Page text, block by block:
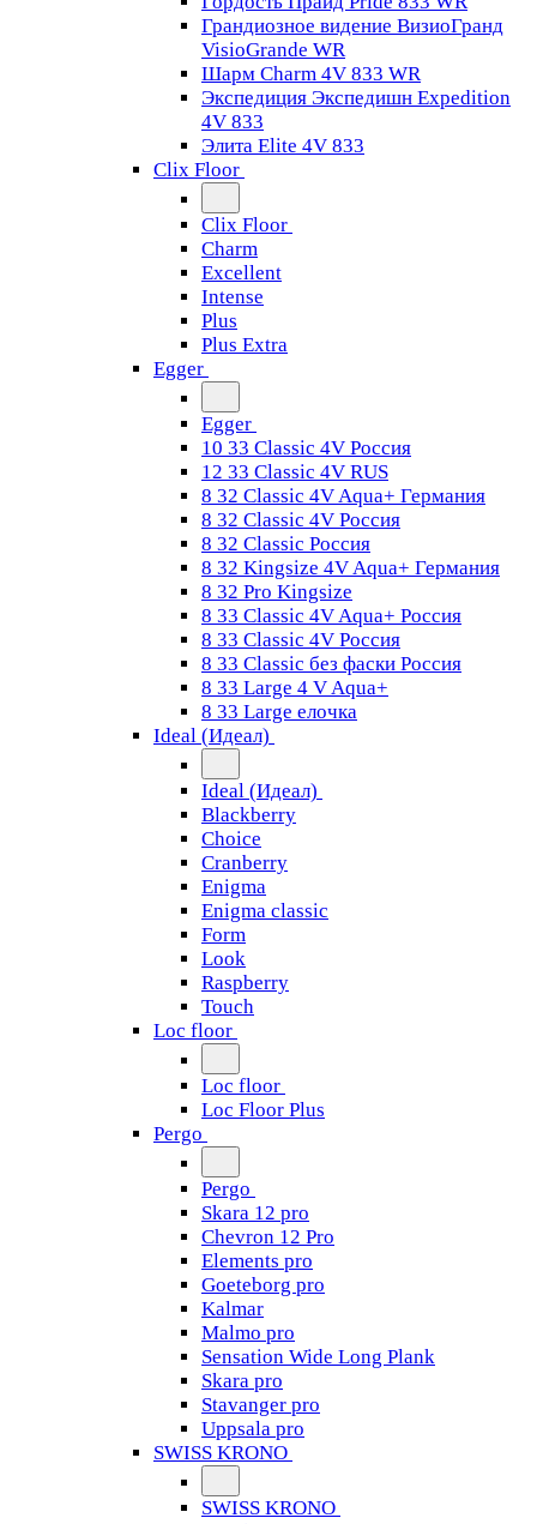
Грандиозное видение ВизиоГранд
VisioGrande WR
Шарм Charm 4V 833 WR
Экспедиция Экспедишн Expedition
4V 833
Элита Elite 4V 833
Clix Floor
Clix Floor
Charm
Excellent
Intense
Plus
Plus Extra
Egger
Egger
10 33 Classic 4V Россия
12 33 Classic 4V RUS
8 32 Classic 4V Aqua+ Германия
8 32 Classic 4V Россия
8 32 Classic Россия
8 32 Kingsize 4V Aqua+ Германия
8 32 Pro Kingsize
8 33 Classic 4V Aqua+ Россия
8 33 Classic 4V Россия
8 33 Classic без фаски Россия
8 33 Large 4 V Aqua+
8 33 Large елочка
Ideal (Идеал)
Ideal (Идеал)
Blackberry
Choice
Cranberry
Enigma
Enigma classic
Form
Look
Raspberry
Touch
Loc floor
Loc floor
Loc Floor Plus
Pergo
Pergo
Skara 12 pro
Chevron 12 Pro
Elements pro
Goeteborg pro
Kalmar
Malmo pro
Sensation Wide Long Plank
Skara pro
Stavanger pro
Uppsala pro
SWISS KRONO
SWISS KRONO